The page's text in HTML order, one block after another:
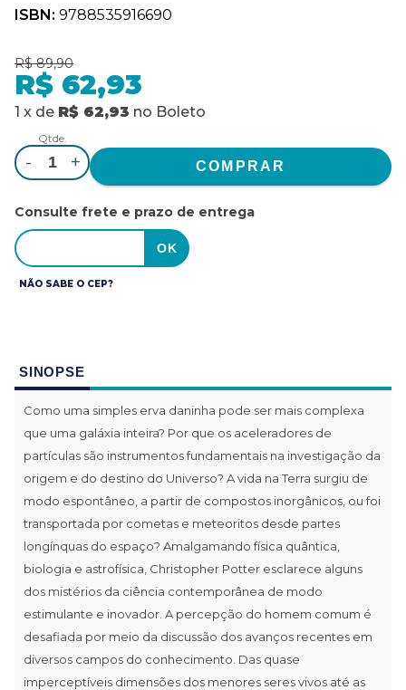
ISBN: 9788535916690
R$ 89,90
R$ 62,93
1 x de R$ 62,93 no Boleto
Qtde.
- +
Consulte frete e prazo de entrega
NÃO SABE O CEP?
SINOPSE
Como uma simples erva daninha pode ser mais complexa
que uma galáxia inteira? Por que os aceleradores de
partículas são instrumentos fundamentais na investigação da
origem e do destino do Universo? A vida na Terra surgiu de
modo espontâneo, a partir de compostos inorgânicos, ou foi
transportada por cometas e meteoritos desde partes
longínquas do espaço? Amalgamando física quântica,
biologia e astrofísica, Christopher Potter esclarece alguns
dos mistérios da ciência contemporânea de modo
estimulante e inovador. A percepção do homem comum é
desafiada por meio da discussão dos avanços recentes em
diversos campos do conhecimento. Das quase
imperceptíveis dimensões dos menores seres vivos até as